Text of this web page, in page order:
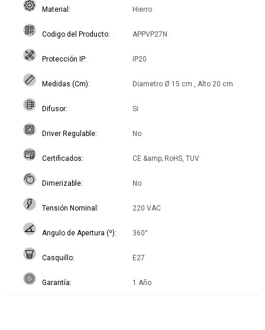
Material Hierro
Codigo del Producto APPVP27N
Protección IP IP20
Medidas (Cm) Diametro Ø 15 cm , Alto 20 cm
Difusor Si
Driver Regulable No
Certificados CE &amp; RoHS, TUV
Dimerizable No
Tensión Nominal 220 VAC
Angulo de Apertura (º) 360°
Casquillo E27
Garantía 1 Año